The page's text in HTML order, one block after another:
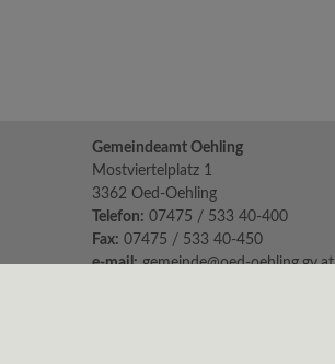
Gemeindeamt Oehling
Mostviertelplatz 1
3362 Oed-Oehling
Telefon: 07475 / 533 40-400
Fax: 07475 / 533 40-450
e-mail: gemeinde@oed-oehling.gv.at